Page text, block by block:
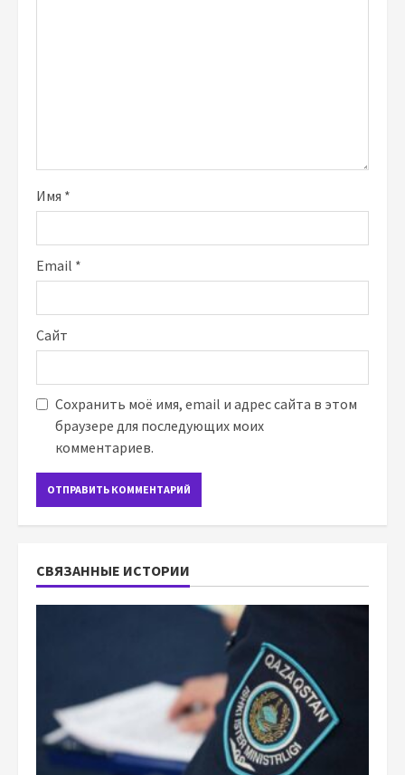
Имя *
Email *
Сайт
Сохранить моё имя, email и адрес сайта в этом
браузере для последующих моих
комментариев.
СВЯЗАННЫЕ ИСТОРИИ